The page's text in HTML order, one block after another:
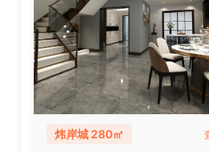
炜岸城 280㎡